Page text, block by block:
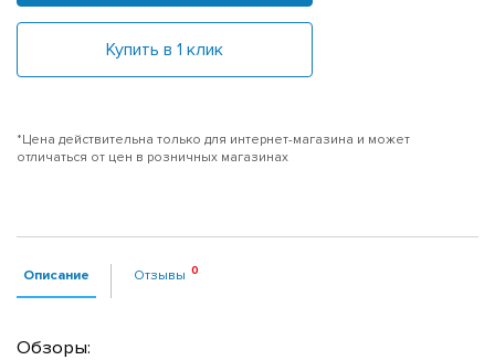
Купить в 1 клик
*Цена действительна только для интернет-магазина и может
отличаться от цен в розничных магазинах
Описание Отзывы
Обзоры: